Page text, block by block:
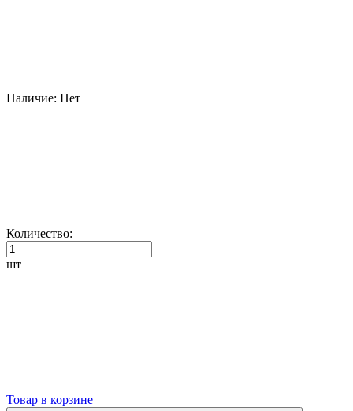
Наличие: Нет
Количество:
шт
Товар в корзине